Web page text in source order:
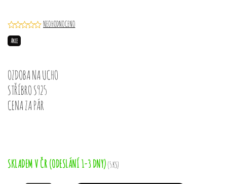
Akce
NEOHODNOCENO
OZDOBA NA UCHO
STŘÍBRO S925
CENA ZA PÁR
SKLADEM V ČR (ODESLÁNÍ 1-3 DNY)(5 KS)